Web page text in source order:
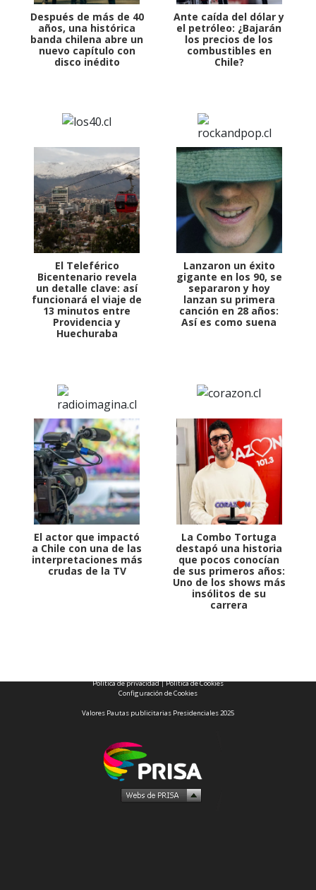
Después de más de 40
años, una histórica
banda chilena abre un
nuevo capítulo con
disco inédito
Ante caída del dólar y
el petróleo: ¿Bajarán
los precios de los
combustibles en
Chile?
El Teleférico
Bicentenario revela
un detalle clave: así
funcionará el viaje de
13 minutos entre
Providencia y
Huechuraba
Lanzaron un éxito
gigante en los 90, se
separaron y hoy
lanzan su primera
canción en 28 años:
Así es como suena
El actor que impactó
a Chile con una de las
interpretaciones más
crudas de la TV
La Combo Tortuga
destapó una historia
que pocos conocían
de sus primeros años:
Uno de los shows más
insólitos de su
carrera
Política de privacidad|Política de Cookies
Configuración de Cookies
Valores Pautas publicitarias Presidenciales 2025